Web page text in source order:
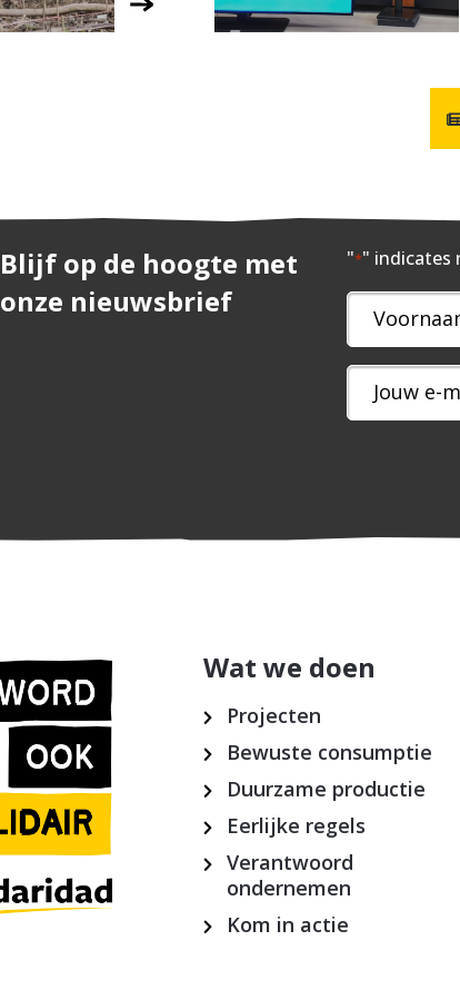
Blijf op de hoogte met
onze nieuwsbrief
"*" indicates
Naam
*
Wat we doen
Projecten
Bewuste consumptie
Duurzame productie
Eerlijke regels
Verantwoord
ondernemen
Kom in actie